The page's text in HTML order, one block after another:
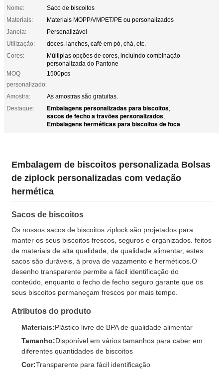
Nome:
Saco de biscoitos
Materiais:
Materiais MOPP/VMPET/PE ou personalizados
Janela:
Personalizável
Utilização:
doces, lanches, café em pó, chá, etc.
Cores:
Múltiplas opções de cores, incluindo combinação
personalizada do Pantone
MOQ
personalizado:
1500pcs
Amostra:
As amostras são gratuitas.
Destaque:
Embalagens personalizadas para biscoitos,
sacos de fecho a travões personalizados,
Embalagens herméticas para biscoitos de foca
Embalagem de biscoitos personalizada Bolsas
de ziplock personalizadas com vedação
hermética
Sacos de biscoitos
Os nossos sacos de biscoitos ziplock são projetados para
manter os seus biscoitos frescos, seguros e organizados. feitos
de materiais de alta qualidade, de qualidade alimentar, estes
sacos são duráveis, à prova de vazamento e herméticos.O
desenho transparente permite a fácil identificação do
conteúdo, enquanto o fecho de fecho seguro garante que os
seus biscoitos permaneçam frescos por mais tempo.
Atributos do produto
Materiais:Plástico livre de BPA de qualidade alimentar
Tamanho:Disponível em vários tamanhos para caber em
diferentes quantidades de biscoitos
Cor:Transparente para fácil identificação